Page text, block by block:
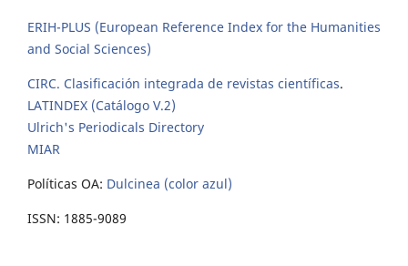
ERIH-PLUS (European Reference Index for the Humanities
and Social Sciences)
CIRC. Clasificación integrada de revistas científicas.
LATINDEX (Catálogo V.2)
Ulrich's Periodicals Directory
MIAR
Políticas OA: Dulcinea (color azul)
ISSN: 1885-9089